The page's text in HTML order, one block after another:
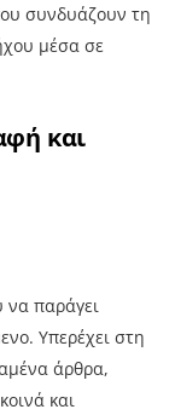
συνδυάζουν τη
μέσα σε
και
να παράγει
Υπερέχει στη
άρθρα,
και